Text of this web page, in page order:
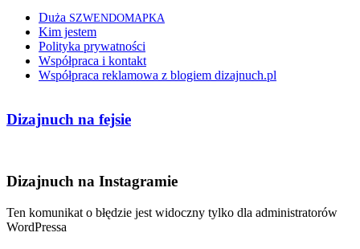
Duża SZWENDOMAPKA
Kim jestem
Polityka prywatności
Współpraca i kontakt
Współpraca reklamowa z blogiem dizajnuch.pl
Dizajnuch na fejsie
Dizajnuch na Instagramie
Ten komunikat o błędzie jest widoczny tylko dla administratorów
WordPressa